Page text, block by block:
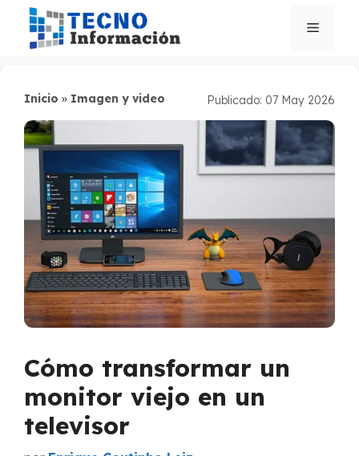
Saltar
contenido
Menú
Inicio » Imagen y video Publicado: 07 May 2026
Cómo transformar un
monitor viejo en un
televisor